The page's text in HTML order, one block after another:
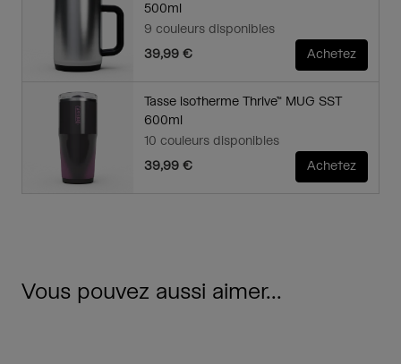
500ml
9 couleurs disponibles
39,99 €
Achetez
Tasse isotherme Thrive™ MUG SST
600ml
10 couleurs disponibles
39,99 €
Achetez
Vous pouvez aussi aimer...